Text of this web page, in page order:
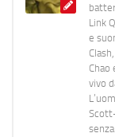
Link
e
Chao
vivo